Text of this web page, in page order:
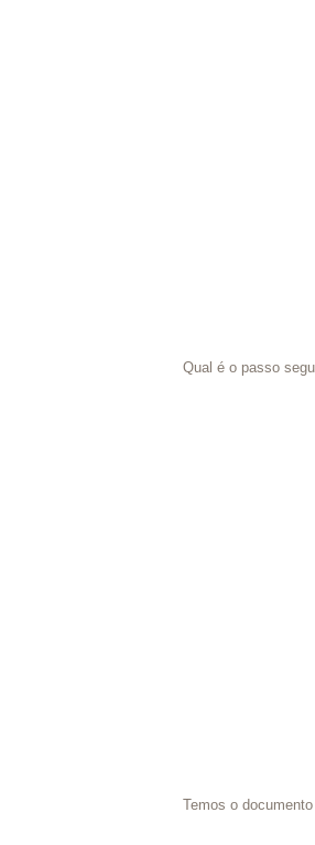
Qual é o passo
Temos o